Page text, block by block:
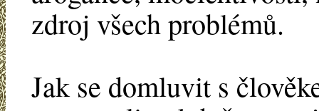
zdroj všech problémů.
Jak se domluvit s